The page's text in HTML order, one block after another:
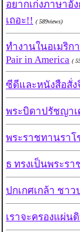
อยากเก่งภาษาอั
เถอะ!! ( 589views)
ทำงานในอเมริก
Pair in America (
ซีดีและหนังสือสั่
พระบิดาปรัชญาเ
พระราชทานรา
ธ ทรงเป็นพระร
ปกเกศเกล้า ชาว
เราจะครองแผ่น